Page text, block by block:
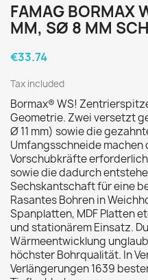
FAMAG BORMAX
MM, SØ 8 MM
€33.74
Tax included
Bormax® WS!
Geometrie. Zwei versetzt
Ø 11 mm) sowie die
Umfangsschneide
Vorschubkräfte
sowie die dadurch
Sechskantschaft für eine
Rasantes Bohren in
Spanplatten, MDF Platten
und stationärem Einsatz.
Wärmeentwicklung
höchster Bohrqualität. In
Verlängerungen 1639